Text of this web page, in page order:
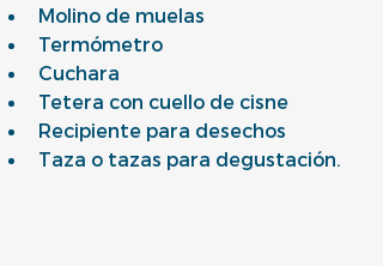
Molino de muelas
Termómetro
Cuchara
Tetera con cuello de cisne
Recipiente para desechos
Taza o tazas para degustación.